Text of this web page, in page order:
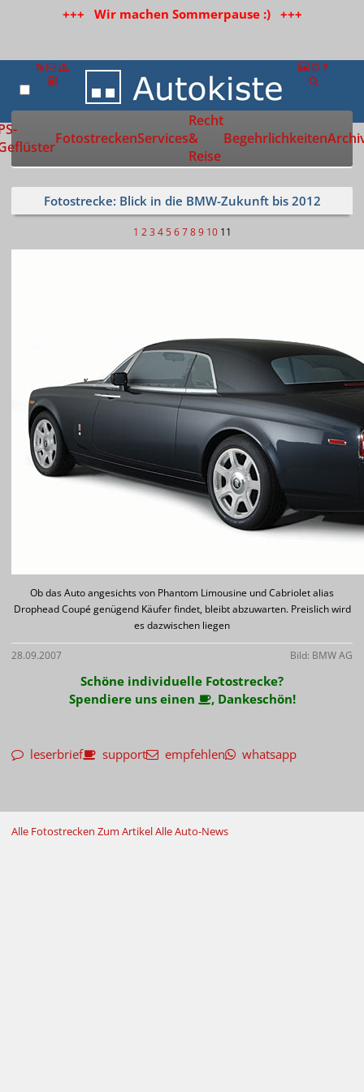
+++ Wir machen Sommerpause :) +++
Zur Startseite
FotostreckenServices
Recht
&
Reise
Begehrlichkeiten
Fotostrecke: Blick in die BMW-Zukunft bis 2012
1 2 3 4 5 6 7 8 9 10 11
Ob das Auto angesichts von Phantom Limousine und Cabriolet alias
Drophead Coupé genügend Käufer findet, bleibt abzuwarten. Preislich wird
es dazwischen liegen
28.09.2007 Bild: BMW AG
Schöne individuelle Fotostrecke?
Spendiere uns einen
, Dankeschön!
leserbrief support empfehlen whatsapp
Alle Fotostrecken Zum ArtikelAlle Auto-News